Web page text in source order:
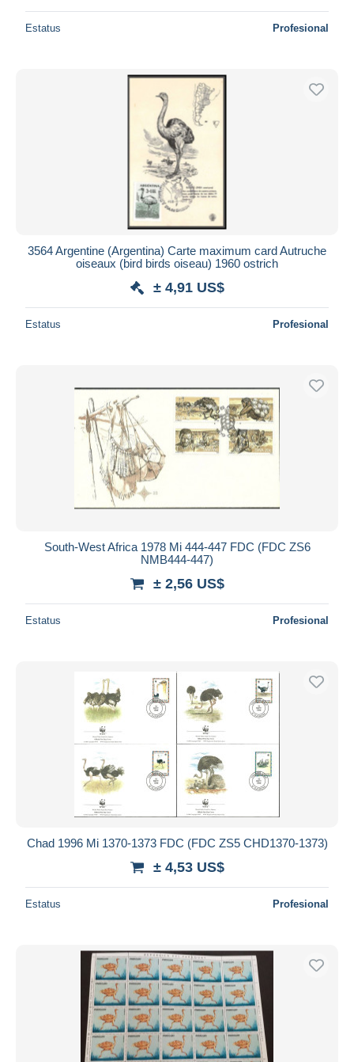
Estatus Profesional
3564 Argentine (Argentina) Carte maximum card Autruche
oiseaux (bird birds oiseau) 1960 ostrich
± 4,91 US$
Estatus Profesional
South-West Africa 1978 Mi 444-447 FDC (FDC ZS6
NMB444-447)
± 2,56 US$
Estatus Profesional
Chad 1996 Mi 1370-1373 FDC (FDC ZS5 CHD1370-1373)
± 4,53 US$
Estatus Profesional